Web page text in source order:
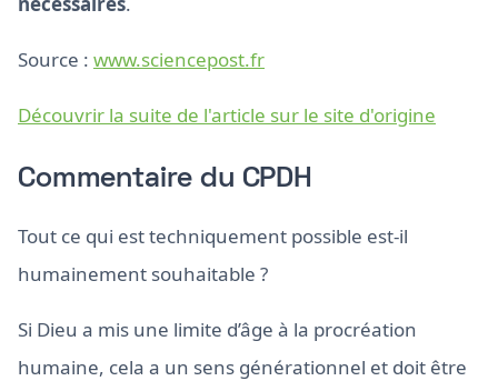
Source : www.sciencepost.fr
Découvrir la suite de l'article sur le site d'origine
Commentaire du CPDH
Tout ce qui est techniquement possible est-il
humainement souhaitable ?
Si Dieu a mis une limite d’âge à la procréation
humaine, cela a un sens générationnel et doit être